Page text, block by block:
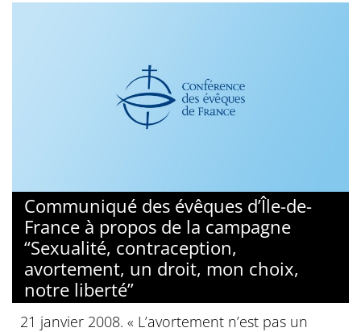
Communiqué des évêques d’Île-de-
France à propos de la campagne
“Sexualité, contraception,
avortement, un droit, mon choix,
notre liberté”
21 janvier 2008. « L’avortement n’est pas un